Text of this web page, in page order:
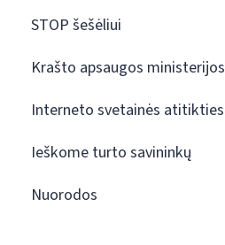
STOP šešėliui
Krašto apsaugos
Interneto svetainės
Ieškome turto savininkų
Nuorodos